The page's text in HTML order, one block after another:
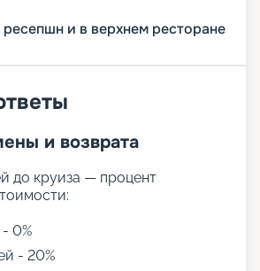
и в верхнем ресторане
и возврата
до круиза — процент
0%
- 20%